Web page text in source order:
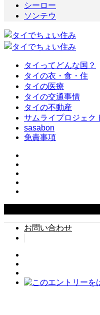
シーロー
ソンテウ
タイってどんな国？
タイの衣・食・住
タイの医療
タイの交通事情
タイの不動産
サムライプロジェク
sasabon
免責事項
お問い合わせ